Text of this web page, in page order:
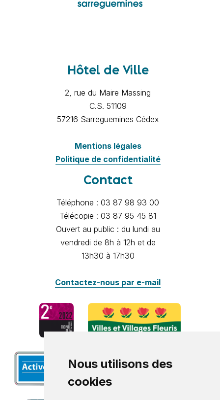
Nous utilisons des
cookies
Hôtel de Ville
2, rue du Maire Massing
C.S. 51109
57216 Sarreguemines Cédex
Mentions légales
Politique de confidentialité
Contact
Téléphone : 03 87 98 93 00
Télécopie : 03 87 95 45 81
Ouvert au public : du lundi au
vendredi de 8h à 12h et de
13h30 à 17h30
Contactez-nous par e-mail